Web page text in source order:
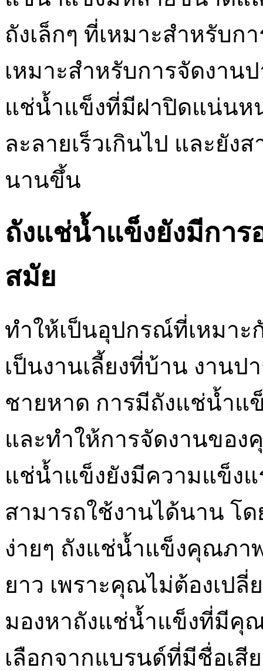
ถังเล็กๆ ที่เหมาะสำหรับ
เหมาะสำหรับการจัดงาน
แช่น้ำแข็งที่มีฝาปิดแน่นห
ละลายเร็วเกินไป และยัง
นานขึ้น
ถังแช่น้ำแข็งยังมีกา
สมัย
ทำให้เป็นอุปกรณ์ที่เหมาะ
เป็นงานเลี้ยงที่บ้าน งานป
ชายหาด การมีถังแช่น้ำแ
และทำให้การจัดงานขอ
แช่น้ำแข็งยังมีความแข็ง
สามารถใช้งานได้นาน โด
ง่ายๆ ถังแช่น้ำแข็งคุณภา
ยาว เพราะคุณไม่ต้องเป
มองหาถังแช่น้ำแข็งที่มีคุ
เลือกจากแบรนด์ที่มีชื่อเสี